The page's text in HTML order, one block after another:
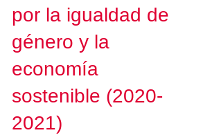
por la igualdad de
género y la
economía
sostenible (2020-
2021)